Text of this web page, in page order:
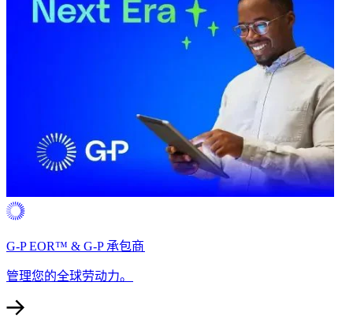
G-P EOR™ & G-P 承包商​​
管理您的全球劳动力。​​